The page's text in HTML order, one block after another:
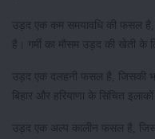
उड़द एक कम समयावधि की फसल है,
है। गर्मी का मौसम उड़द की खेती के
उड़द एक दलहनी फसल है, जिसकी
बिहार और हरियाणा के सिंचित
उड़द एक अल्प कालीन फसल है,